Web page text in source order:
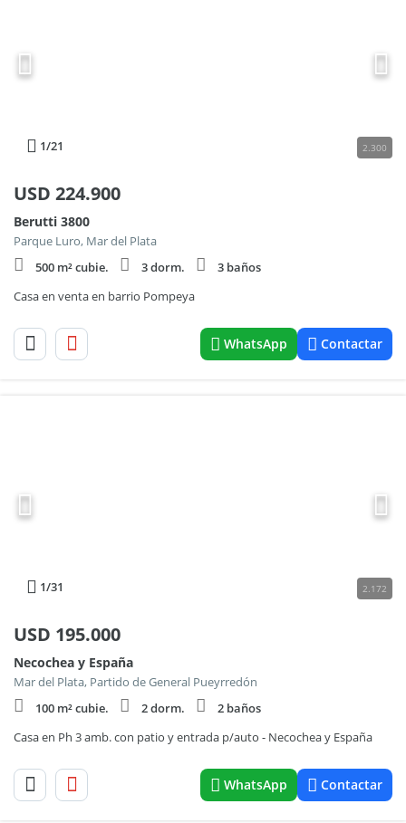
1/21 2.300
USD 224.900
Berutti 3800
Parque Luro, Mar del Plata
500 m² cubie.
3 dorm.
3 baños
Casa en venta en barrio Pompeya
WhatsApp Contactar
1/31 2.172
USD 195.000
Necochea y España
Mar del Plata, Partido de General Pueyrredón
100 m² cubie.
2 dorm.
2 baños
Casa en Ph 3 amb. con patio y entrada p/auto - Necochea y España
WhatsApp Contactar